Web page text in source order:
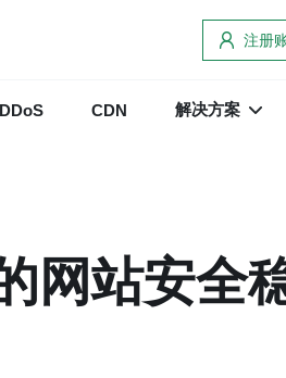
注册
DDoS CDN 解决方案
网站安全